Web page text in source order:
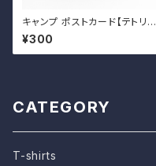
キャンプ ポストカード【テトリス
積載】
¥300
CATEGORY
T-shirts